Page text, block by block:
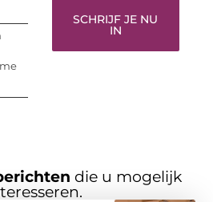
SCHRIJF JE NU
IN
die u mogelijk